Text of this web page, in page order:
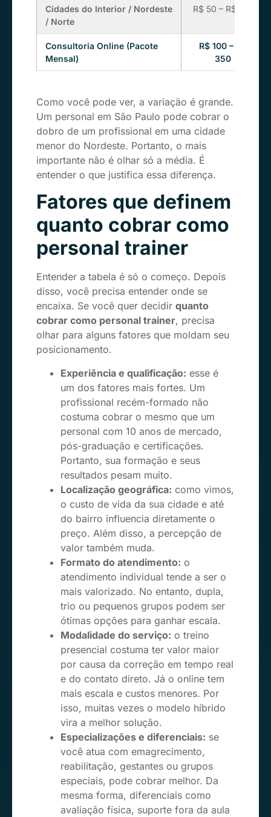
Cidades do Interior / Nordeste
/ Norte
R$ 50 – R$ 100
Consultoria Online (Pacote
Mensal)
R$ 100 – R$
350
Como você pode ver, a variação é grande.
Um personal em São Paulo pode cobrar o
dobro de um profissional em uma cidade
menor do Nordeste. Portanto, o mais
importante não é olhar só a média. É
entender o que justifica essa diferença.
Fatores que definem
quanto cobrar como
personal trainer
Entender a tabela é só o começo. Depois
disso, você precisa entender onde se
encaixa. Se você quer decidir quanto
cobrar como personal trainer, precisa
olhar para alguns fatores que moldam seu
posicionamento.
Experiência e qualificação: esse é
um dos fatores mais fortes. Um
profissional recém-formado não
costuma cobrar o mesmo que um
personal com 10 anos de mercado,
pós-graduação e certificações.
Portanto, sua formação e seus
resultados pesam muito.
Localização geográfica: como vimos,
o custo de vida da sua cidade e até
do bairro influencia diretamente o
preço. Além disso, a percepção de
valor também muda.
Formato do atendimento: o
atendimento individual tende a ser o
mais valorizado. No entanto, dupla,
trio ou pequenos grupos podem ser
ótimas opções para ganhar escala.
Modalidade do serviço: o treino
presencial costuma ter valor maior
por causa da correção em tempo real
e do contato direto. Já o online tem
mais escala e custos menores. Por
isso, muitas vezes o modelo híbrido
vira a melhor solução.
Especializações e diferenciais: se
você atua com emagrecimento,
reabilitação, gestantes ou grupos
especiais, pode cobrar melhor. Da
mesma forma, diferenciais como
avaliação física, suporte fora da aula